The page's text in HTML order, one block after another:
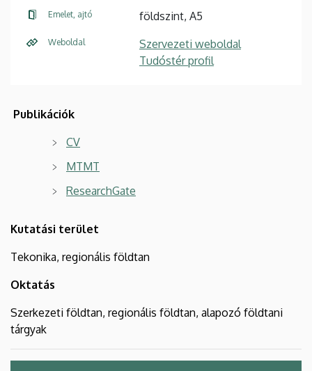
Emelet, ajtó földszint, A5
Weboldal
Szervezeti weboldal
Tudóstér profil
Publikációk
CV
MTMT
ResearchGate
Kutatási terület
Tekonika, regionális földtan
Oktatás
Szerkezeti földtan, regionális földtan, alapozó földtani
tárgyak